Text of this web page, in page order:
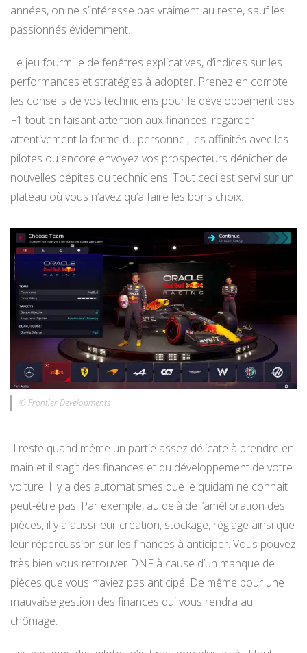
années, on ne s’intéresse pas vraiment au reste, sauf les
passionnés évidemment.
Le jeu fourmille de fenêtres explicatives, d’indices sur les
performances et stratégies à adopter. Prenez en compte
les conseils de vos techniciens pour le développement des
F1 tout en faisant attention aux finances, regarder
attentivement la forme du personnel, les affinités avec les
pilotes ou encore envoyez vos prospecteurs dénicher de
nouvelles pépites ou techniciens. Tout ceci est servi sur un
plateau où vous n’avez qu’a faire les bons choix.
© Frontier Developments
Il reste quand même un partie assez délicate à prendre en
main et il s’agit des finances et du développement de votre
voiture. Il y a des automatismes que le quidam ne connait
peut-être pas. Par exemple, au delà de l’amélioration des
pièces, il y a aussi leur création, stockage, réglage ainsi que
leur répercussion sur les finances à anticiper. Vous pouvez
très bien vous retrouver DNF à cause d’un manque de
pièces que vous n’aviez pas anticipé. De même pour une
mauvaise gestion des finances qui vous rendra au
chômage.